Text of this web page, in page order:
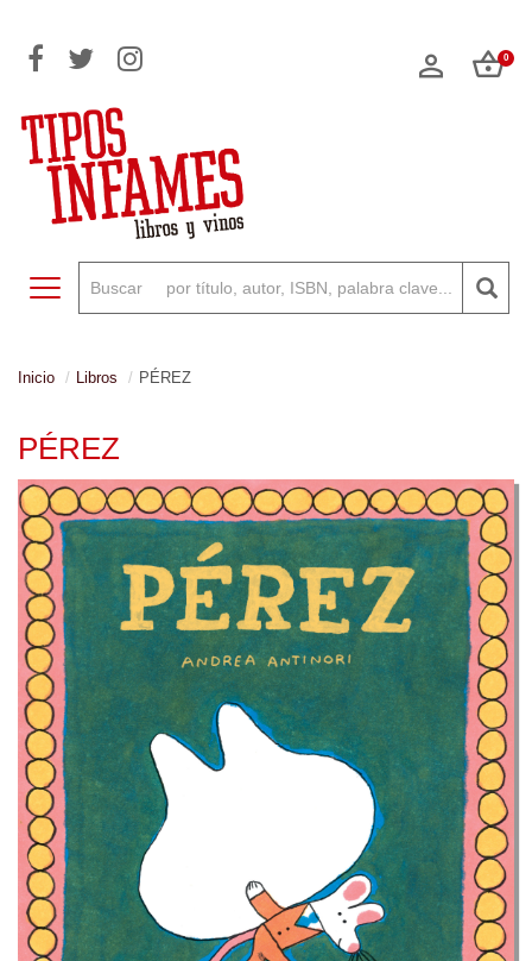
0
Toggle navigation
Inicio Libros PÉREZ
PÉREZ